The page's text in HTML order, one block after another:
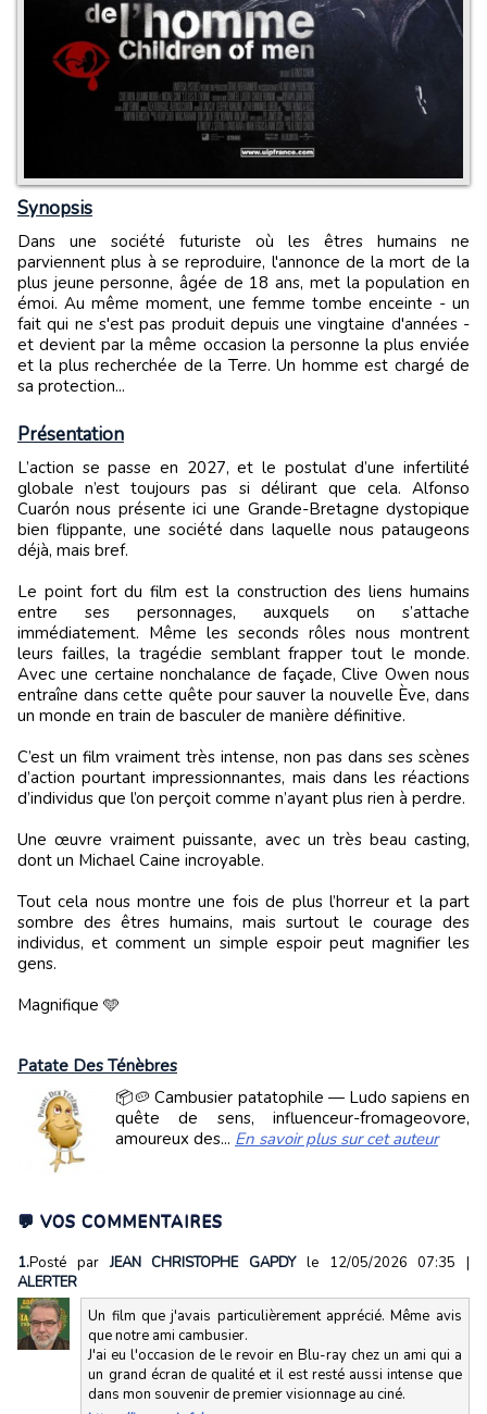
Synopsis
Dans une société futuriste où les êtres humains ne
parviennent plus à se reproduire, l'annonce de la mort de la
plus jeune personne, âgée de 18 ans, met la population en
émoi. Au même moment, une femme tombe enceinte - un
fait qui ne s'est pas produit depuis une vingtaine d'années -
et devient par la même occasion la personne la plus enviée
et la plus recherchée de la Terre. Un homme est chargé de
sa protection...
Présentation
L’action se passe en 2027, et le postulat d’une infertilité
globale n’est toujours pas si délirant que cela. Alfonso
Cuarón nous présente ici une Grande-Bretagne dystopique
bien flippante, une société dans laquelle nous pataugeons
déjà, mais bref.
Le point fort du film est la construction des liens humains
entre ses personnages, auxquels on s’attache
immédiatement. Même les seconds rôles nous montrent
leurs failles, la tragédie semblant frapper tout le monde.
Avec une certaine nonchalance de façade, Clive Owen nous
entraîne dans cette quête pour sauver la nouvelle Ève, dans
un monde en train de basculer de manière définitive.
C’est un film vraiment très intense, non pas dans ses scènes
d’action pourtant impressionnantes, mais dans les réactions
d’individus que l’on perçoit comme n’ayant plus rien à perdre.
Une œuvre vraiment puissante, avec un très beau casting,
dont un Michael Caine incroyable.
Tout cela nous montre une fois de plus l’horreur et la part
sombre des êtres humains, mais surtout le courage des
individus, et comment un simple espoir peut magnifier les
gens.
Magnifique 🩵
Patate Des Ténèbres
📦🥔 Cambusier patatophile — Ludo sapiens en
quête de sens, influenceur-fromageovore,
amoureux des... En savoir plus sur cet auteur
💬 VOS COMMENTAIRES
1.Posté parJEAN CHRISTOPHE GAPDY le 12/05/2026 07:35 |
ALERTER
Un film que j'avais particulièrement apprécié. Même avis
que notre ami cambusier.
J'ai eu l'occasion de le revoir en Blu-ray chez un ami qui a
un grand écran de qualité et il est resté aussi intense que
dans mon souvenir de premier visionnage au ciné.